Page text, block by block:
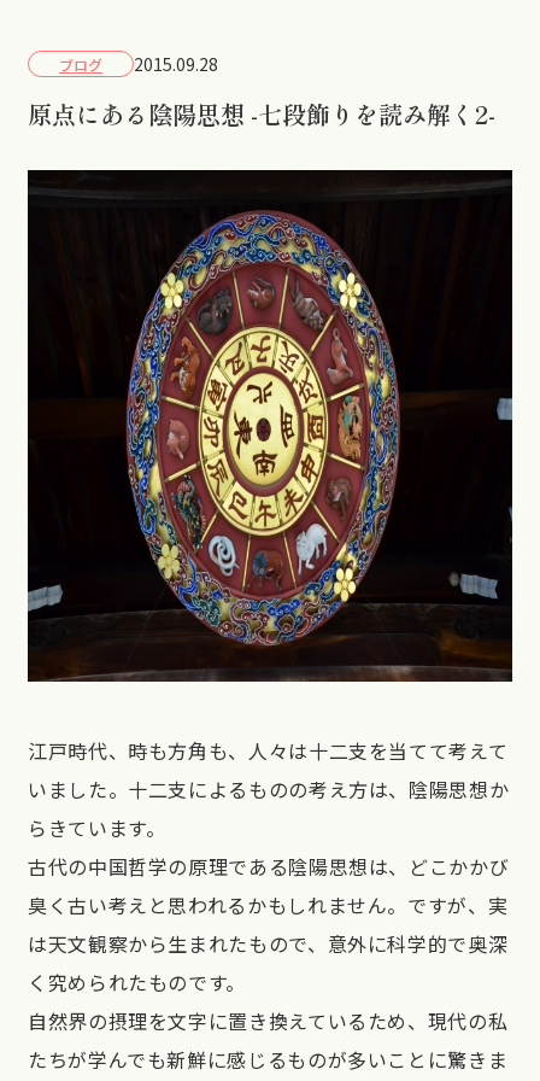
ブログ 2015.09.28
原点にある陰陽思想 -七段飾りを読み解く2-
江戸時代、時も方角も、人々は十二支を当てて考えて
いました。十二支によるものの考え方は、陰陽思想か
らきています。
古代の中国哲学の原理である陰陽思想は、どこかかび
臭く古い考えと思われるかもしれません。ですが、実
は天文観察から生まれたもので、意外に科学的で奥深
く究められたものです。
自然界の摂理を文字に置き換えているため、現代の私
たちが学んでも新鮮に感じるものが多いことに驚きま